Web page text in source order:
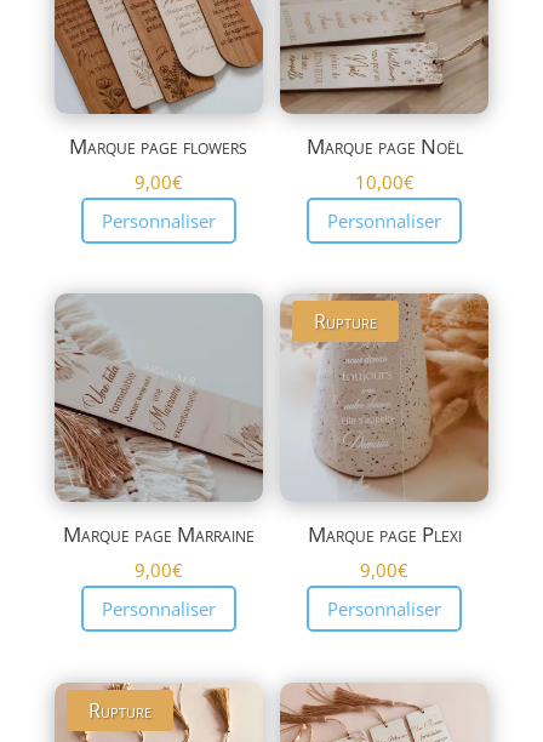
Marque page flowers
9,00€
Personnaliser
Marque page Noël
10,00€
Personnaliser
Marque page Marraine
9,00€
Personnaliser
Rupture
Marque page Plexi
9,00€
Personnaliser
Rupture